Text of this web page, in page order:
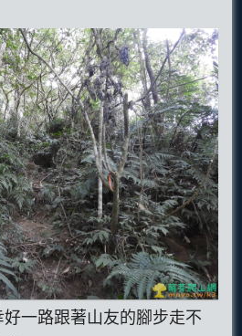
一路跟著山友的腳步走不